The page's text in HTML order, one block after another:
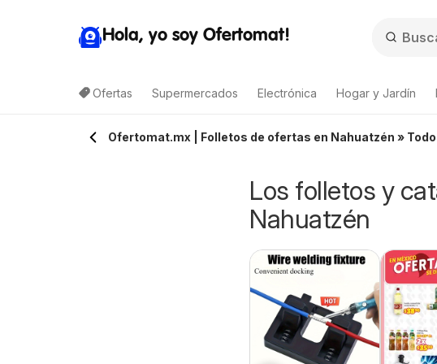
Hola, yo soy Ofertomat!
Ofertas Supermercados Electrónica Hogar y Jardín
Ofertomat.mx | Folletos de ofertas en Nahuatzén »
Los folletos y
Nahuatzén